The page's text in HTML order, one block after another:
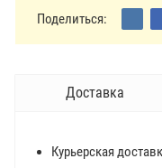
Поделиться:
Доставка
Курьерская